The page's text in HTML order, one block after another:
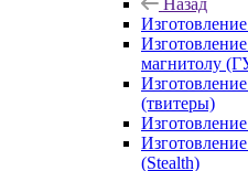
Назад
магнитолу
(твитеры)
(Stealth)